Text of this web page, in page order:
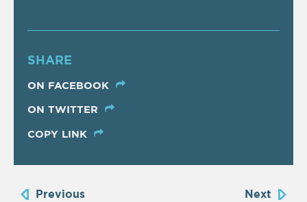
SHARE
ON FACEBOOK
ON TWITTER
COPY LINK
Previous Next